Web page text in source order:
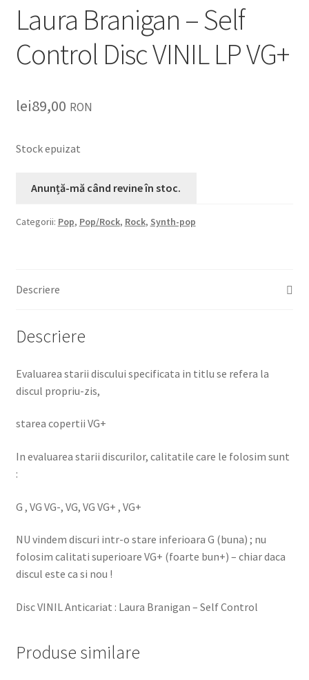
Laura Branigan – Self
Control Disc VINIL LP VG+
lei89,00 RON
Stock epuizat
Categorii: Pop, Pop/Rock, Rock, Synth-pop
Descriere
Descriere
Evaluarea starii discului specificata in titlu se refera la
discul propriu-zis,
starea copertii VG+
In evaluarea starii discurilor, calitatile care le folosim sunt
:
G , VG VG-, VG, VG VG+ , VG+
NU vindem discuri intr-o stare inferioara G (buna) ; nu
folosim calitati superioare VG+ (foarte bun+) – chiar daca
discul este ca si nou !
Disc VINIL Anticariat : Laura Branigan – Self Control
Produse similare